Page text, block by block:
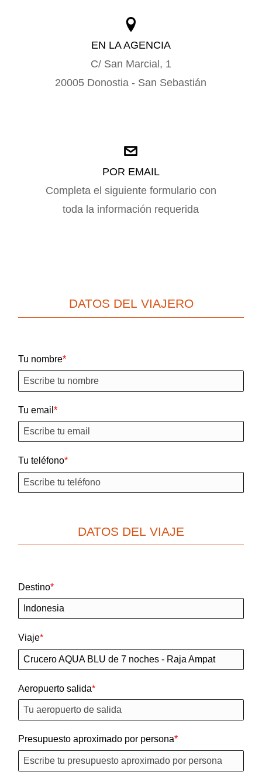
EN LA AGENCIA
C/ San Marcial, 1
20005 Donostia - San Sebastián
POR EMAIL
Completa el siguiente formulario con
toda la información requerida
DATOS DEL VIAJERO
Tu nombre
Tu email
Tu teléfono
DATOS DEL VIAJE
Destino
Viaje
Aeropuerto salida
Presupuesto aproximado por persona